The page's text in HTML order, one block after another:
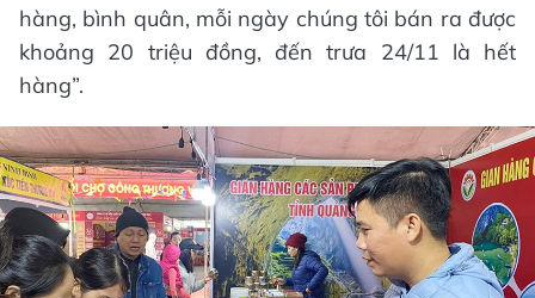
hàng, bình quân, mỗi ngày chúng tôi bán ra được
khoảng 20 triệu đồng, đến trưa 24/11 là hết
hàng”.